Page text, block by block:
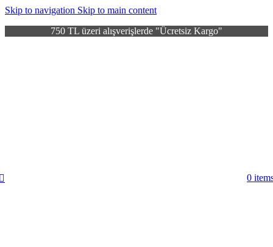
Skip to navigation Skip to main content
750 TL üzeri alışverişlerde "Ücretsiz Kargo"
0